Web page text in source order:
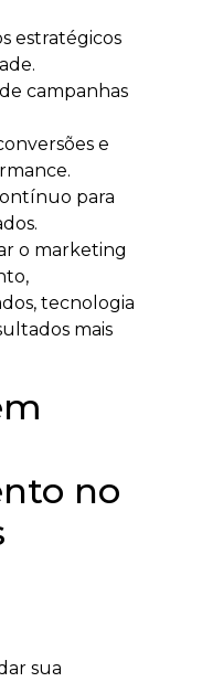
estratégicos
campanhas
e
para
o marketing
tecnologia
mais
no
sua